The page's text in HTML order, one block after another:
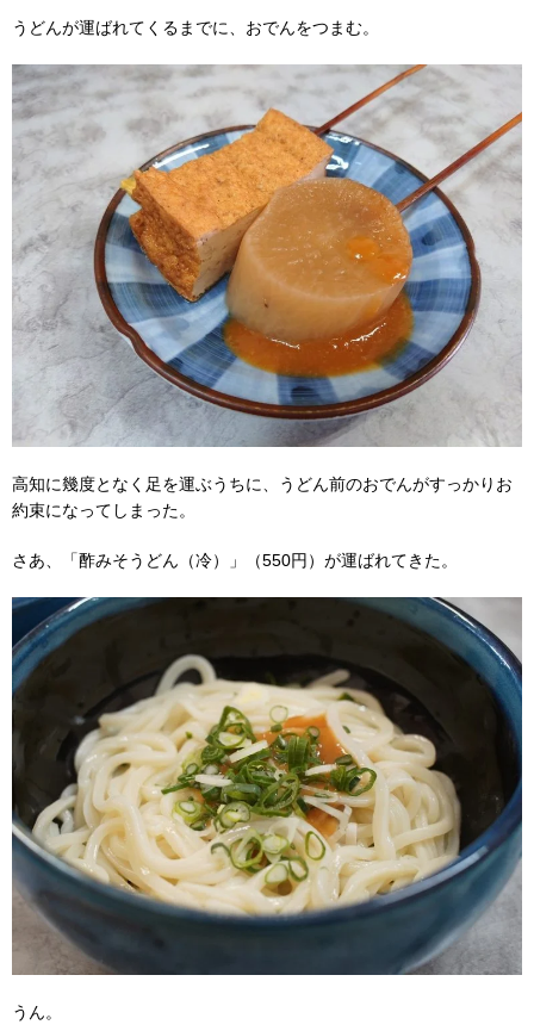
うどんが運ばれてくるまでに、おでんをつまむ。
高知に幾度となく足を運ぶうちに、うどん前のおでんがすっかりお
約束になってしまった。
さあ、「酢みそうどん（冷）」（550円）が運ばれてきた。
うん。